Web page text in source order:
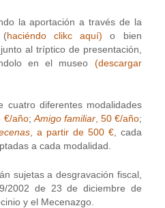
la aportación a través de la
(haciéndo clikc aquí) o bien
al tríptico de presentación,
en el museo (descargar
cuatro diferentes modalidades
€/año;Amigo familiar, 50 €/año;
, a partir de 500 €, cada
a cada modalidad.
sujetas a desgravación fiscal,
2002 de 23 de diciembre de
y el Mecenazgo.